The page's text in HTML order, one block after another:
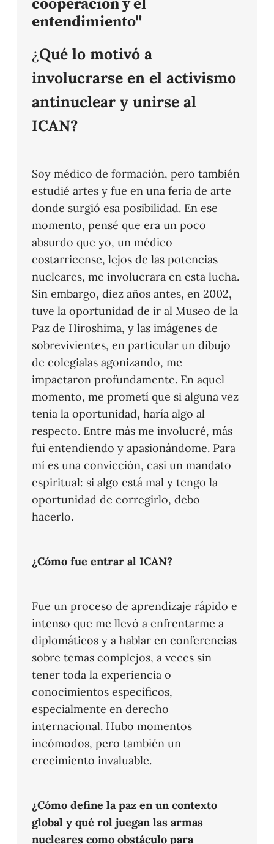
entendimiento"
¿Qué lo motivó a
involucrarse en el activismo
antinuclear y unirse al
ICAN?
Soy médico de formación, pero también
estudié artes y fue en una feria de arte
donde surgió esa posibilidad. En ese
momento, pensé que era un poco
absurdo que yo, un médico
costarricense, lejos de las potencias
nucleares, me involucrara en esta lucha.
Sin embargo, diez años antes, en 2002,
tuve la oportunidad de ir al Museo de la
Paz de Hiroshima, y las imágenes de
sobrevivientes, en particular un dibujo
de colegialas agonizando, me
impactaron profundamente. En aquel
momento, me prometí que si alguna vez
tenía la oportunidad, haría algo al
respecto. Entre más me involucré, más
fui entendiendo y apasionándome. Para
mí es una convicción, casi un mandato
espiritual: si algo está mal y tengo la
oportunidad de corregirlo, debo
hacerlo.
¿Cómo fue entrar al ICAN?
Fue un proceso de aprendizaje rápido e
intenso que me llevó a enfrentarme a
diplomáticos y a hablar en conferencias
sobre temas complejos, a veces sin
tener toda la experiencia o
conocimientos específicos,
especialmente en derecho
internacional. Hubo momentos
incómodos, pero también un
crecimiento invaluable.
¿Cómo define la paz en un contexto
global y qué rol juegan las armas
nucleares como obstáculo para